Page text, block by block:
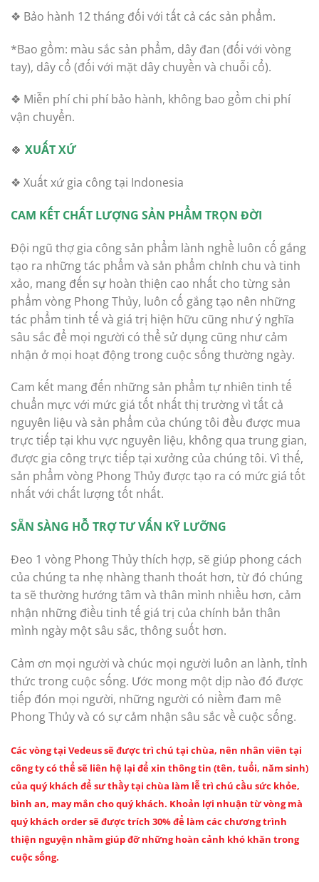
❖ Bảo hành 12 tháng đối với tất cả các sản phẩm.
*Bao gồm: màu sắc sản phẩm, dây đan (đối với vòng
tay), dây cổ (đối với mặt dây chuyền và chuỗi cổ).
❖ Miễn phí chi phí bảo hành, không bao gồm chi phí
vận chuyển.
🍀 XUẤT XỨ
❖ Xuất xứ gia công tại Indonesia
CAM KẾT CHẤT LƯỢNG SẢN PHẨM TRỌN ĐỜI
Đội ngũ thợ gia công sản phẩm lành nghề luôn cố gắng
tạo ra những tác phẩm và sản phẩm chỉnh chu và tinh
xảo, mang đến sự hoàn thiện cao nhất cho từng sản
phẩm vòng Phong Thủy, luôn cố gắng tạo nên những
tác phẩm tinh tế và giá trị hiện hữu cũng như ý nghĩa
sâu sắc để mọi người có thể sử dụng cũng như cảm
nhận ở mọi hoạt động trong cuộc sống thường ngày.
Cam kết mang đến những sản phẩm tự nhiên tinh tế
chuẩn mực với mức giá tốt nhất thị trường vì tất cả
nguyên liệu và sản phẩm của chúng tôi đều được mua
trực tiếp tại khu vực nguyên liệu, không qua trung gian,
được gia công trực tiếp tại xưởng của chúng tôi. Vì thế,
sản phẩm vòng Phong Thủy được tạo ra có mức giá tốt
nhất với chất lượng tốt nhất.
SẴN SÀNG HỖ TRỢ TƯ VẤN KỸ LƯỠNG
Đeo 1 vòng Phong Thủy thích hợp, sẽ giúp phong cách
của chúng ta nhẹ nhàng thanh thoát hơn, từ đó chúng
ta sẽ thường hướng tâm và thân mình nhiều hơn, cảm
nhận những điều tinh tế giá trị của chính bản thân
mình ngày một sâu sắc, thông suốt hơn.
Cảm ơn mọi người và chúc mọi người luôn an lành, tỉnh
thức trong cuộc sống. Ước mong một dịp nào đó được
tiếp đón mọi người, những người có niềm đam mê
Phong Thủy và có sự cảm nhận sâu sắc về cuộc sống.
Các vòng tại Vedeus sẽ được trì chú tại chùa, nên nhân viên tại
công ty có thể sẽ liên hệ lại để xin thông tin (tên, tuổi, năm sinh)
của quý khách để sư thầy tại chùa làm lễ trì chú cầu sức khỏe,
bình an, may mắn cho quý khách. Khoản lợi nhuận từ vòng mà
quý khách order sẽ được trích 30% để làm các chương trình
thiện nguyện nhằm giúp đỡ những hoàn cảnh khó khăn trong
cuộc sống.